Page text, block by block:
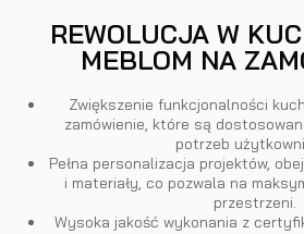
REWOLUCJA W
MEBLOM NA
Zwiększenie funkcjonalności
zamówienie, które są
potrzeb
Pełna personalizacja projektów,
i materiały, co pozwala na
przestrzeni.
Wysoka jakość wykonania z